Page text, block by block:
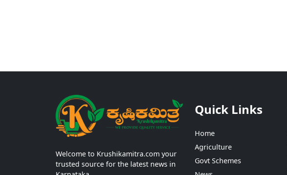
Welcome to Krushikamitra.com your
trusted source for the latest news in
Quick Links
Home
Agriculture
Govt Schemes